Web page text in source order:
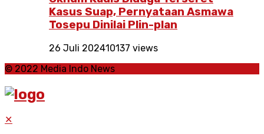
Kasus Suap, Pernyataan Asmawa
Tosepu Dinilai Plin-plan
26 Juli 202410137 views
© 2022 Media Indo News
✕